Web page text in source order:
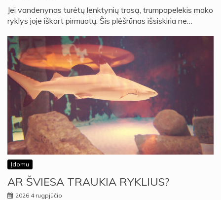
Jei vandenynas turėtų lenktynių trasą, trumpapelekis mako
ryklys joje iškart pirmuotų. Šis plėšrūnas išsiskiria ne…
Įdomu
AR ŠVIESA TRAUKIA RYKLIUS?
2026 4 rugpjūčio